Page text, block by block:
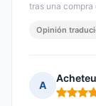
tras una
Opinión
A
Nota: 5